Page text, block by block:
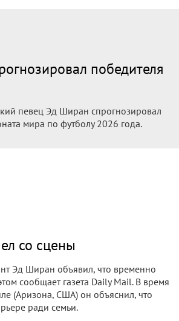
победителя
певец Эд Ширан спрогнозировал
мира по футболу 2026 года.
со сцены
Эд Ширан объявил, что временно
сообщает газета Daily Mail. В время
(Аризона, США) он объяснил, что
ради семьи.